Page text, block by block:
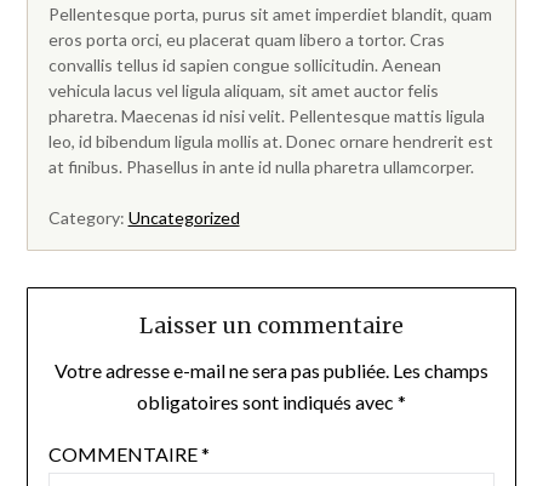
Pellentesque porta, purus sit amet imperdiet blandit, quam
eros porta orci, eu placerat quam libero a tortor. Cras
convallis tellus id sapien congue sollicitudin. Aenean
vehicula lacus vel ligula aliquam, sit amet auctor felis
pharetra. Maecenas id nisi velit. Pellentesque mattis ligula
leo, id bibendum ligula mollis at. Donec ornare hendrerit est
at finibus. Phasellus in ante id nulla pharetra ullamcorper.
Category: Uncategorized
Laisser un commentaire
Votre adresse e-mail ne sera pas publiée. Les champs
obligatoires sont indiqués avec *
COMMENTAIRE*